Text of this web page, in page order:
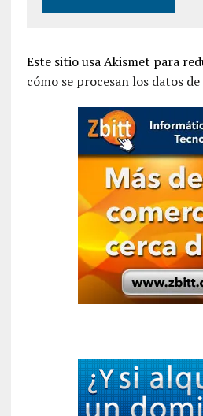
Este sitio usa Akismet para
cómo se procesan los datos